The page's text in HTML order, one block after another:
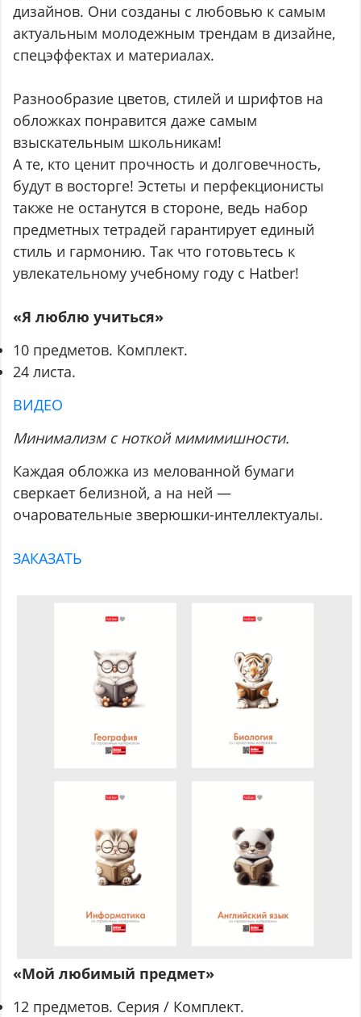
дизайнов. Они созданы с любовью к самым
актуальным молодежным трендам в дизайне,
спецэффектах и материалах.
Разнообразие цветов, стилей и шрифтов на
обложках понравится даже самым
взыскательным школьникам!
А те, кто ценит прочность и долговечность,
будут в восторге! Эстеты и перфекционисты
также не останутся в стороне, ведь набор
предметных тетрадей гарантирует единый
стиль и гармонию. Так что готовьтесь к
увлекательному учебному году с Hatber!
«Я люблю учиться»
10 предметов. Комплект.
24 листа.
ВИДЕО
Минимализм с ноткой мимимишности.
Каждая обложка из мелованной бумаги
сверкает белизной, а на ней —
очаровательные зверюшки-интеллектуалы.
ЗАКАЗАТЬ
«Мой любимый предмет»
12 предметов. Серия / Комплект.